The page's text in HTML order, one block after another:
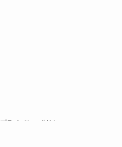
プライバシーポリシー